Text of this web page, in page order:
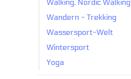
Walking, Nordic Walking
Wandern - Trekking
Wassersport-Welt
Wintersport
Yoga